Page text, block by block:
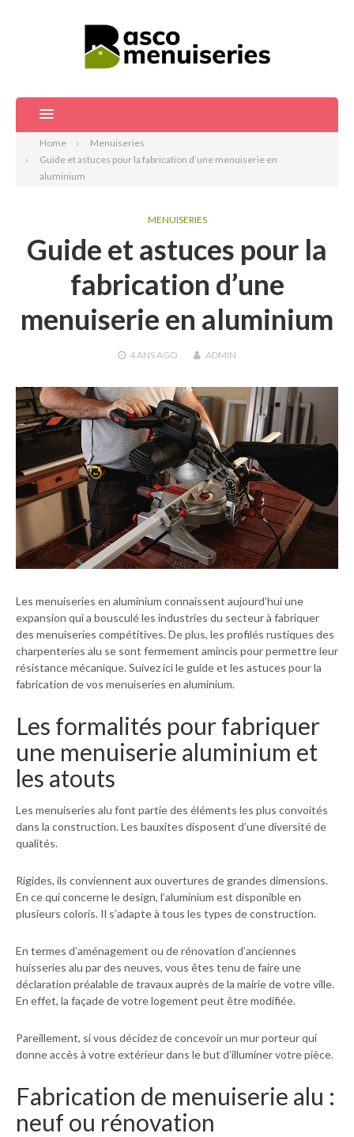
Home
Menuiseries
Guide et astuces pour la fabrication d’une menuiserie en
aluminium
MENUISERIES
Guide et astuces pour la
fabrication d’une
menuiserie en aluminium
4 ANSAGO ADMIN
Les menuiseries en aluminium connaissent aujourd’hui une
expansion qui a bousculé les industries du secteur à fabriquer
des menuiseries compétitives. De plus, les profilés rustiques des
charpenteries alu se sont fermement amincis pour permettre leur
résistance mécanique. Suivez ici le guide et les astuces pour la
fabrication de vos menuiseries en aluminium.
Les formalités pour fabriquer
une menuiserie aluminium et
les atouts
Les menuiseries alu font partie des éléments les plus convoités
dans la construction. Les bauxites disposent d’une diversité de
qualités.
Rigides, ils conviennent aux ouvertures de grandes dimensions.
En ce qui concerne le design, l’aluminium est disponible en
plusieurs coloris. Il s’adapte à tous les types de construction.
En termes d’aménagement ou de rénovation d’anciennes
huisseries alu par des neuves, vous êtes tenu de faire une
déclaration préalable de travaux auprès de la mairie de votre ville.
En effet, la façade de votre logement peut être modifiée.
Pareillement, si vous décidez de concevoir un mur porteur qui
donne accès à votre extérieur dans le but d’illuminer votre pièce.
Fabrication de menuiserie alu :
neuf ou rénovation